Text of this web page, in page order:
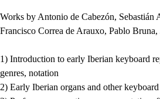
Works by Antonio de Cabezón, Sebastián
Francisco Correa de Arauxo, Pablo Bruna,
1) Introduction to early Iberian keyboard
genres, notation
2) Early Iberian organs and other